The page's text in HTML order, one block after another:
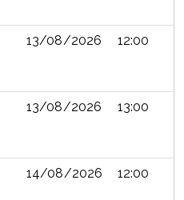
13/08/2026 12:00
13/08/2026 13:00
14/08/2026 12:00